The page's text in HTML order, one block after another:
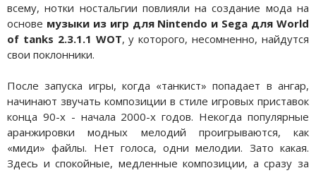
всему, нотки ностальгии повлияли на создание мода на
основе музыки из игр для Nintendo и Sega для World
of tanks 2.3.1.1 WOT, у которого, несомненно, найдутся
свои поклонники.
После запуска игры, когда «танкист» попадает в ангар,
начинают звучать композиции в стиле игровых приставок
конца 90-х - начала 2000-х годов. Некогда популярные
аранжировки модных мелодий проигрываются, как
«миди» файлы. Нет голоса, одни мелодии. Зато какая.
Здесь и спокойные, медленные композиции, а сразу за